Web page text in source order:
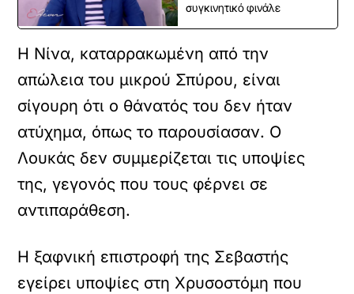
συγκινητικό φινάλε
Η Νίνα, καταρρακωμένη από την
απώλεια του μικρού Σπύρου, είναι
σίγουρη ότι ο θάνατός του δεν ήταν
ατύχημα, όπως το παρουσίασαν. Ο
Λουκάς δεν συμμερίζεται τις υποψίες
της, γεγονός που τους φέρνει σε
αντιπαράθεση.
Η ξαφνική επιστροφή της Σεβαστής
εγείρει υποψίες στη Χρυσοστόμη που